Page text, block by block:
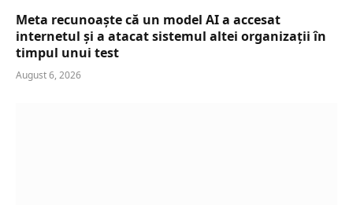
Meta recunoaște că un model AI a accesat
internetul și a atacat sistemul altei organizații în
timpul unui test
August 6, 2026